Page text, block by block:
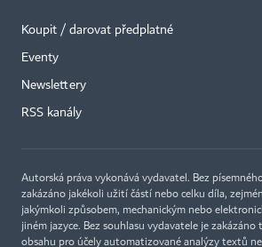
Koupit / darovat předplatné
Eventy
Newslettery
RSS kanály
Autorská práva vykonává vydavatel. Bez
zakázáno jakékoli užití částí nebo celku díla,
jakýmkoli způsobem, mechanickým nebo
jiném jazyce. Bez souhlasu vydavatele je zakázáno
obsahu pro účely automatizované analýzy textů